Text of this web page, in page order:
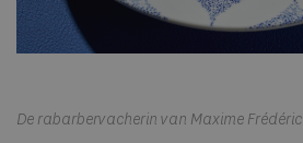
De rabarbervacherin van Maxime Frédéric